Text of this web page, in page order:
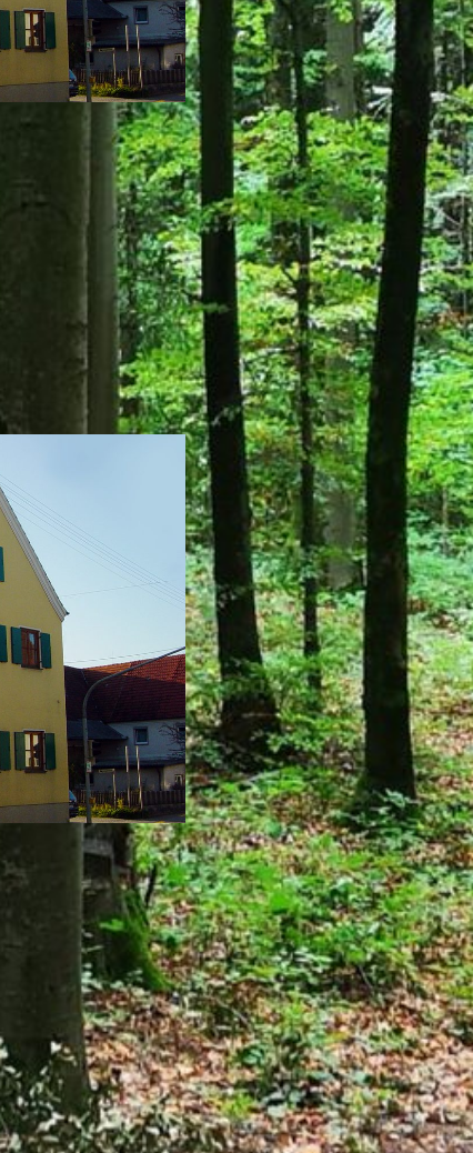
ÜBERNACHTEN
Eigenen Eintrag kostenlos erstellen >
GEWERBE VOR ORT
Eigenen Eintrag kostenlos erstellen >